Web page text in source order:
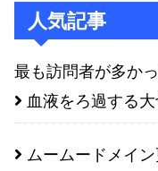
人気記事
最も訪問者が多か
血液をろ過する
ムームードメイ